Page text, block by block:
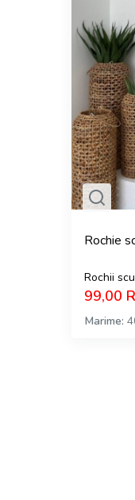
Rochie
Rochii
99,00
Marime